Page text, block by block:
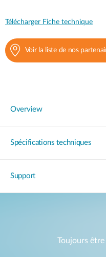
Télécharger Fiche technique
Voir la liste de nos
Overview
Spécifications techniques
Support
Toujours